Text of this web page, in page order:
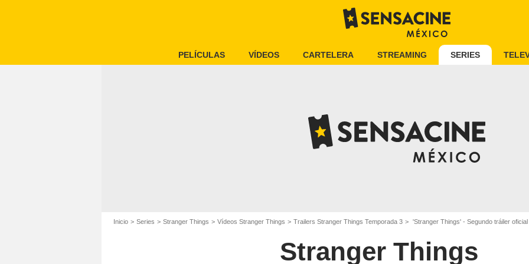
PELÍCULAS VÍDEOS CARTELERA STREAMING SERIES
Inicio Series Stranger Things Vídeos Stranger Things Trailers Stranger Things Temporada 3 'Stranger Things' - Segundo tráiler
Stranger Things